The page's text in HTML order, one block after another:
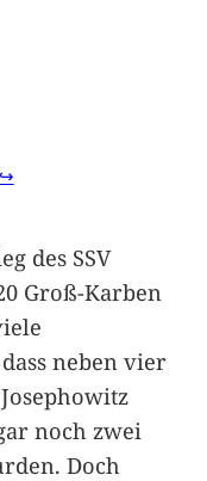
des SSV
Groß-Karben
neben vier
noch zwei
Doch